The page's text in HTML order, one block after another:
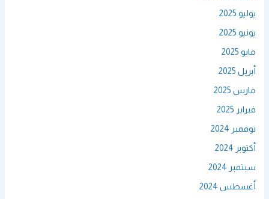
يوليو 2025
يونيو 2025
مايو 2025
أبريل 2025
مارس 2025
فبراير 2025
نوفمبر 2024
أكتوبر 2024
سبتمبر 2024
أغسطس 2024